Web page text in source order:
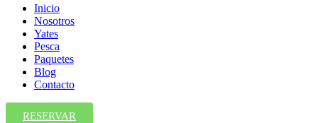
Inicio
Nosotros
Yates
Pesca
Paquetes
Blog
Contacto
RESERVAR